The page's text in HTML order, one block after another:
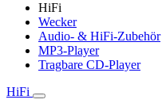
HiFi
Wecker
Audio- & HiFi-Zubehör
MP3-Player
Tragbare CD-Player
HiFi